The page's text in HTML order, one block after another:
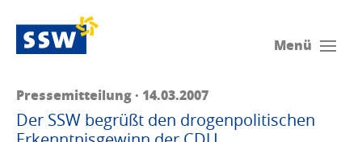
Menü
Pressemitteilung · 14.03.2007
Der SSW begrüßt den drogenpolitischen